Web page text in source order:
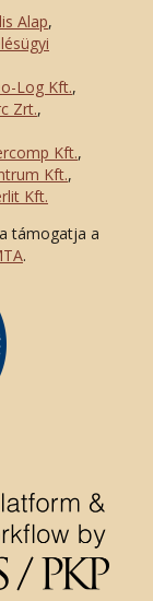
Alap,
Log Kft.,
Zrt.,
Kft.,
Kft.,
Kft.
támogatja a
.